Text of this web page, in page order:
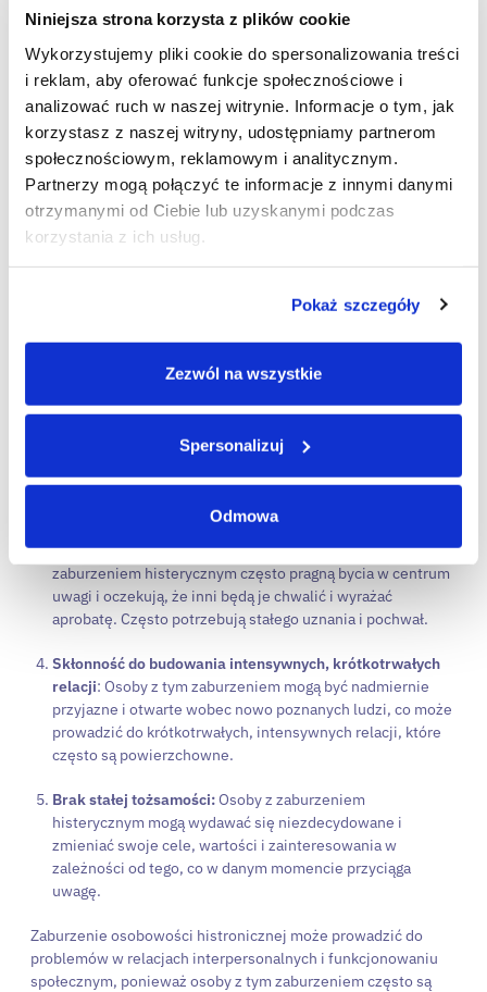
Niniejsza strona korzysta z plików cookie
Wykorzystujemy pliki cookie do spersonalizowania treści
i reklam, aby oferować funkcje społecznościowe i
analizować ruch w naszej witrynie. Informacje o tym, jak
korzystasz z naszej witryny, udostępniamy partnerom
społecznościowym, reklamowym i analitycznym.
Partnerzy mogą połączyć te informacje z innymi danymi
otrzymanymi od Ciebie lub uzyskanymi podczas
korzystania z ich usług.
Pokaż szczegóły
Zezwól na wszystkie
Spersonalizuj
Odmowa
Według najnowszych aktualizacji Diagnostycznych i
statystycznych (DSM-5) narzędziem badającym zaburzenia
osobowości narcystycznej jest SCID-5-PD (Structured Clinical
Interview for DSM-5 Personality Disorders)
Zaburzenie osobowości
histronicznej
Osoby z zaburzeniem osobowości histronicznej wykazują
histronicznym często wyolbrzymiają swoje emocje i
wyrażają je w sposób teatralny. Mogą nadmiernie
Skupienie na własnym wyglądzie:
Osoby z tym
zaburzeniem często przykładają dużą wagę do swojego
wyglądu zewnętrznego, często starając się przyciągnąć
uwagę innych poprzez atrakcyjny wygląd, makijaż i ubiór.
Tendencje do poszukiwania aprobaty i pochwał:Osoby z
zaburzeniem histerycznym często pragną bycia w centrum
uwagi i oczekują, że inni będą je chwalić i wyrażać
aprobatę. Często potrzebują stałego uznania i pochwał.
Skłonność do budowania intensywnych, krótkotrwałych
relacji: Osoby z tym zaburzeniem mogą być nadmiernie
przyjazne i otwarte wobec nowo poznanych ludzi, co może
prowadzić do krótkotrwałych, intensywnych relacji, które
często są powierzchowne.
Brak stałej tożsamości:Osoby z zaburzeniem
histerycznym mogą wydawać się niezdecydowane i
zmieniać swoje cele, wartości i zainteresowania w
zależności od tego, co w danym momencie przyciąga
uwagę.
Zaburzenie osobowości histronicznej może prowadzić do
problemów w relacjach interpersonalnych i funkcjonowaniu
społecznym, ponieważ osoby z tym zaburzeniem często są